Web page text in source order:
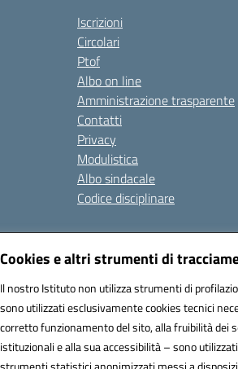
Cookies e altri strumenti di
Il nostro Istituto non utilizza strumenti di
sono utilizzati esclusivamente cookies tecnici
corretto funzionamento del sito, alla fruibilità dei
istituzionali e alla sua accessibilità – sono
Iscrizioni
Circolari
Ptof
Albo on line
Amministrazione trasparente
Contatti
Privacy
Modulistica
Albo sindacale
Codice disciplinare
e di comportamento
riferimento: 2024/2025
2025/2028 – Anno di riferimento: